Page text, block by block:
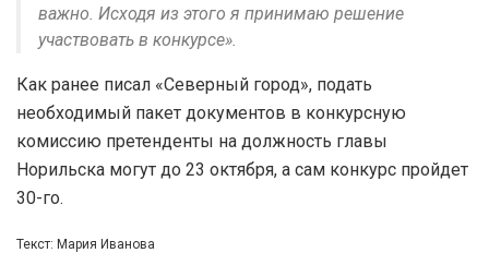
важно. Исходя из этого я принимаю решение
участвовать в конкурсе».
Как ранее писал «Северный город», подать
необходимый пакет документов в конкурсную
комиссию претенденты на должность главы
Норильска могут до 23 октября, а сам конкурс пройдет
30-го.
Текст: Мария Иванова